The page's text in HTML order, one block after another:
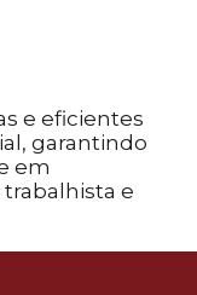
e eficientes
garantindo
em
e